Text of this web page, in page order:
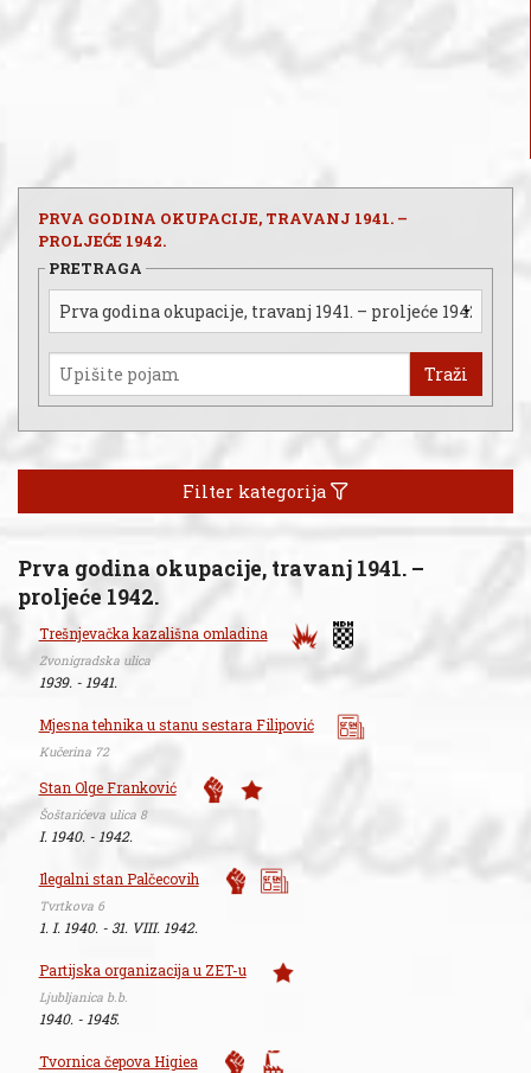
PRVA GODINA OKUPACIJE, TRAVANJ 1941. –
PROLJEĆE 1942.
PRETRAGA
Traži
Filter kategorija
Prva godina okupacije, travanj 1941. –
proljeće 1942.
Trešnjevačka kazališna omladina
Zvonigradska ulica
1939. - 1941.
Mjesna tehnika u stanu sestara Filipović
Kučerina 72
Stan Olge Franković
Šoštarićeva ulica 8
I. 1940. - 1942.
Ilegalni stan Palčecovih
Tvrtkova 6
1. I. 1940. - 31. VIII. 1942.
Partijska organizacija u ZET-u
Ljubljanica b.b.
1940. - 1945.
Tvornica čepova Higiea